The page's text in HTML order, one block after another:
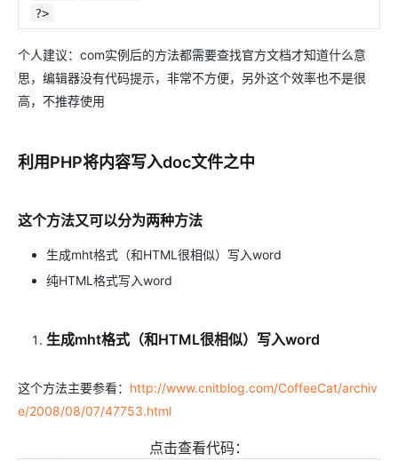
?>
个人建议：com实例后的方法都需要查找官方文档才知道什么意
思，编辑器没有代码提示，非常不方便，另外这个效率也不是很
高，不推荐使用
利用PHP将内容写入doc文件之中
这个方法又可以分为两种方法
生成mht格式（和HTML很相似）写入word
纯HTML格式写入word
生成mht格式（和HTML很相似）写入word
这个方法主要参看： http://www.cnitblog.com/CoffeeCat/archiv
e/2008/08/07/47753.html
点击查看代码：